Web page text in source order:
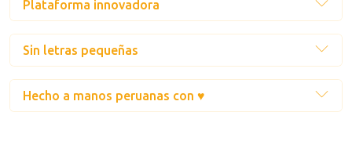
Plataforma innovadora
Sin letras pequeñas
Hecho a manos peruanas con ♥